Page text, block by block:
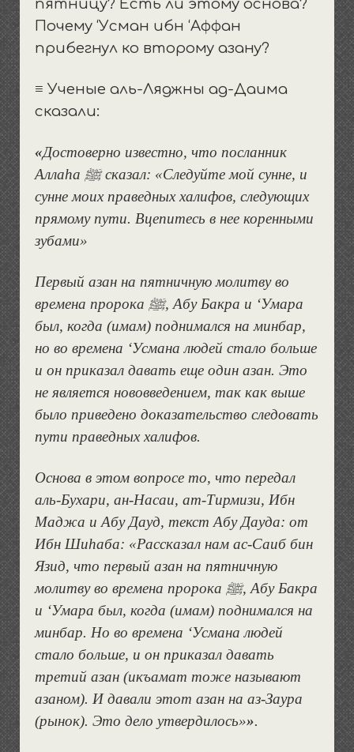
пятницу? Есть ли этому основа?
Почему ‘Усман ибн ‘Аффан
прибегнул ко второму азану?
≡ Ученые аль-Ляджны ад-Даима
сказали:
«Достоверно известно, что посланник
Аллаhа ﷺ сказал: «Следуйте мой сунне, и
сунне моих праведных халифов, следующих
прямому пути. Вцепитесь в нее коренными
зубами»
Первый азан на пятничную молитву во
времена пророка ﷺ, Абу Бакра и ‘Умара
был, когда (имам) поднимался на минбар,
но во времена ‘Усмана людей стало больше
и он приказал давать еще один азан. Это
не является нововведением, так как выше
было приведено доказательство следовать
пути праведных халифов.
Основа в этом вопросе то, что передал
аль-Бухари, ан-Насаи, ат-Тирмизи, Ибн
Маджа и Абу Дауд, текст Абу Дауда: от
Ибн Шиhаба: «Рассказал нам ас-Саиб бин
Язид, что первый азан на пятничную
молитву во времена пророка ﷺ, Абу Бакра
и ‘Умара был, когда (имам) поднимался на
минбар. Но во времена ‘Усмана людей
стало больше, и он приказал давать
третий азан (икъамат тоже называют
азаном). И давали этот азан на аз-Заура
(рынок). Это дело утвердилось»».